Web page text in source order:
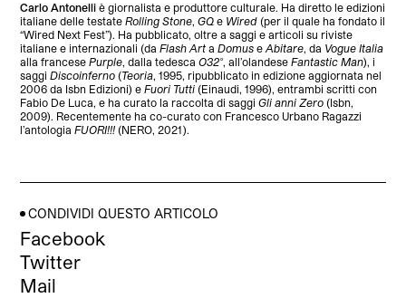
Carlo Antonelli è giornalista e produttore culturale. Ha diretto le edizioni
italiane delle testateRolling Stone,GQ e Wired (per il quale ha fondato il
“Wired Next Fest”). Ha pubblicato, oltre a saggi e articoli su riviste
italiane e internazionali (daFlash Art aDomus eAbitare, da Vogue Italia
alla francesePurple, dalla tedescaO32°, all’olandeseFantastic Man), i
saggiDiscoinferno (Teoria, 1995, ripubblicato in edizione aggiornata nel
2006 da Isbn Edizioni) eFuori Tutti (Einaudi, 1996), entrambi scritti con
Fabio De Luca, e ha curato la raccolta di saggiGli anni Zero (Isbn,
2009). Recentemente ha co-curato con Francesco Urbano Ragazzi
l’antologiaFUORI!!! (NERO, 2021).
CONDIVIDI QUESTO ARTICOLO
Facebook
Twitter
Mail